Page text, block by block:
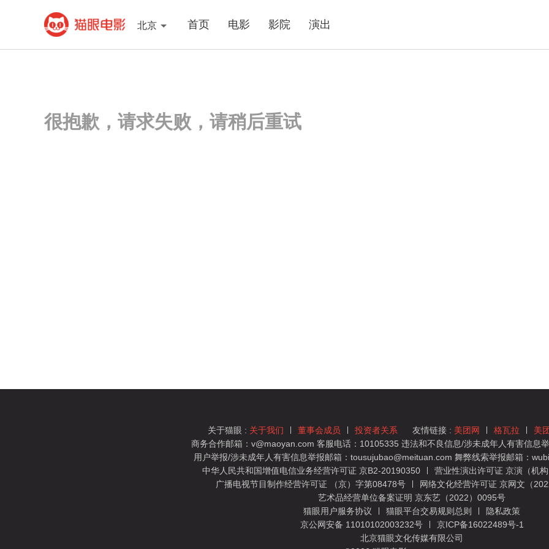
北京 首页 电影 影院 演出
很抱歉，请求失败，请稍后重试
关于猫眼 : 关于我们 董事会成员 投资者关系 友情链接 : 美团网 格瓦拉 美
商务合作邮箱：v@maoyan.com 客服电话：10105335 违法和不良信息/涉未成年人有害信息
用户举报/涉未成年人有害信息举报邮箱：tousujubao@meituan.com 舞弊线索举报邮箱：
中华人民共和国增值电信业务经营许可证 京B2-20190350
营业性演出许可证 京演（机
广播电视节目制作经营许可证 （京）字第08478号
网络文化经营许可证 京网文（
艺术品经营单位备案证明 京东艺（2022）0095号
猫眼用户服务协议
猫眼平台交易规则总则
隐私政策
京公网安备 11010102003232号
京ICP备16022489号-1
北京猫眼文化传媒有限公司